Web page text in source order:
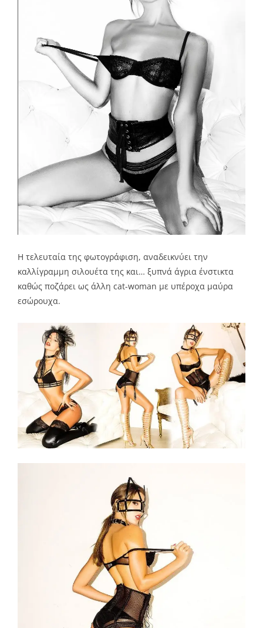
Η τελευταία της φωτογράφιση, αναδεικνύει την
καλλίγραμμη σιλουέτα της και… ξυπνά άγρια ένστικτα
καθώς ποζάρει ως άλλη cat-woman με υπέροχα μαύρα
εσώρουχα.